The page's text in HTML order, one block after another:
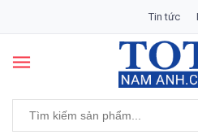
Tin tức